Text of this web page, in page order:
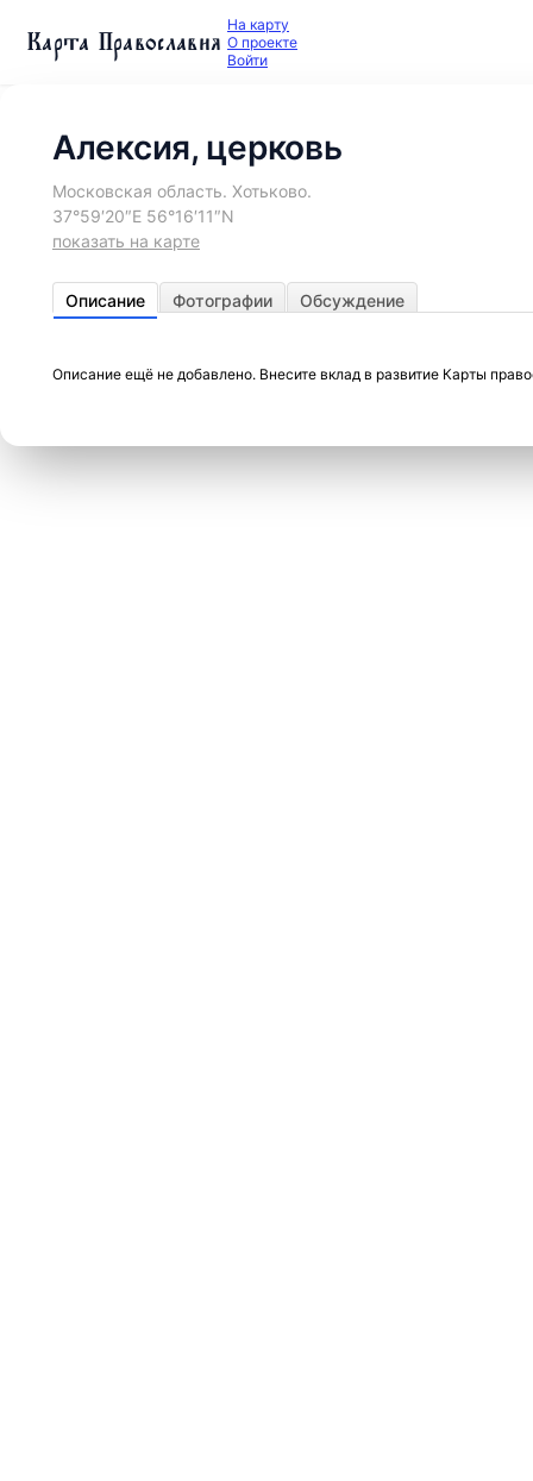
Карта Православия На карту
О проекте
Войти
Алексия, церковь
Московская область. Хотьково.
37°59′20″E 56°16′11″N
показать на карте
Описание Фотографии Обсуждение
Описание ещё не добавлено. Внесите вклад в развитие Карты